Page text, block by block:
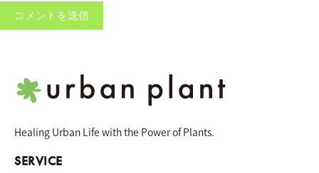
コメントを送信
Healing Urban Life with the Power of Plants.
SERVICE